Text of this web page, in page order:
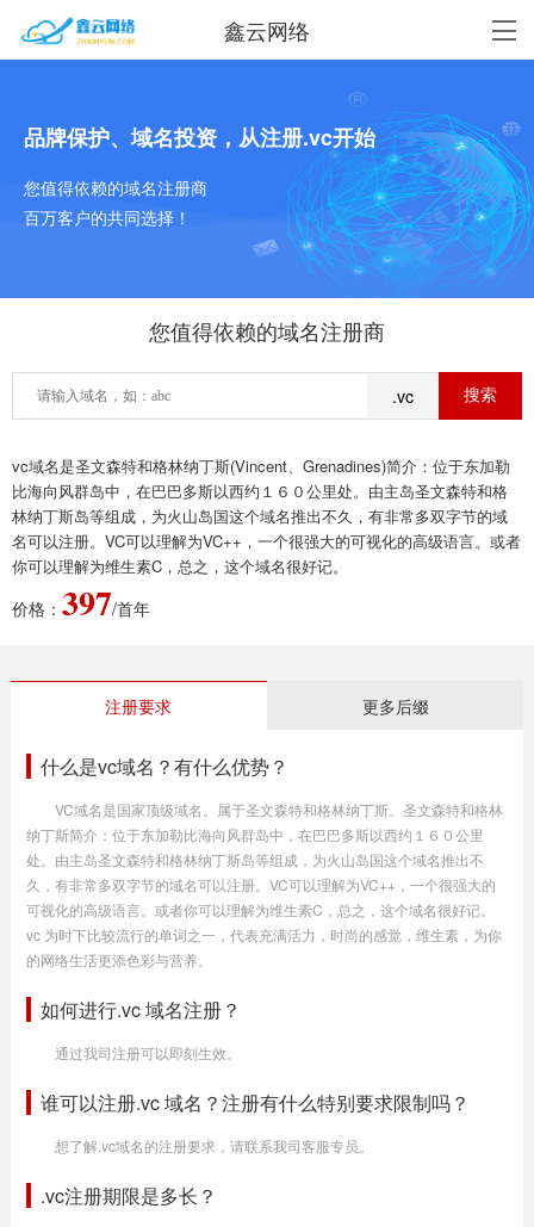
鑫云网络
品牌保护、域名投资，从注册.vc开始
您值得依赖的域名注册商
百万客户的共同选择！
您值得依赖的域名注册商
.vc
vc域名是圣文森特和格林纳丁斯(Vincent、Grenadines)简介：位于东加勒
比海向风群岛中，在巴巴多斯以西约１６０公里处。由主岛圣文森特和格
林纳丁斯岛等组成，为火山岛国这个域名推出不久，有非常多双字节的域
名可以注册。VC可以理解为VC++，一个很强大的可视化的高级语言。或者
你可以理解为维生素C，总之，这个域名很好记。
价格： 397/首年
注册要求 更多后缀
什么是vc域名？有什么优势？
VC域名是国家顶级域名。属于圣文森特和格林纳丁斯。圣文森特和格林
纳丁斯简介：位于东加勒比海向风群岛中，在巴巴多斯以西约１６０公里
处。由主岛圣文森特和格林纳丁斯岛等组成，为火山岛国这个域名推出不
久，有非常多双字节的域名可以注册。VC可以理解为VC++，一个很强大的
可视化的高级语言。或者你可以理解为维生素C，总之，这个域名很好记。
vc 为时下比较流行的单词之一，代表充满活力，时尚的感觉，维生素，为你
的网络生活更添色彩与营养。
如何进行.vc 域名注册？
通过我司注册可以即刻生效。
谁可以注册.vc 域名？注册有什么特别要求限制吗？
想了解.vc域名的注册要求，请联系我司客服专员。
.vc注册期限是多长？